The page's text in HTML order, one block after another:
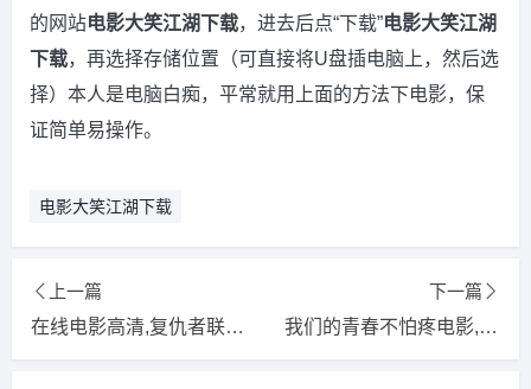
的网站电影大笑江湖下载，进去后点“下载”电影大笑江湖
下载，再选择存储位置（可直接将U盘插电脑上，然后选
择）本人是电脑白痴，平常就用上面的方法下电影，保
证简单易操作。
电影大笑江湖下载
上一篇
在线电影高清,复仇者联盟4在线电影高清
下一篇
我们的青春不怕疼电影,我们的青春我们